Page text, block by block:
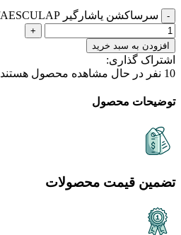
سرساکشن یاشارگیر J-14-055 surgicon/AESCULAP عدد
افزودن به سبد خرید
اشتراک گذاری:
10 نفر در حال مشاهده محصول هستند
توضیحات محصول
تضمین قیمت محصولات